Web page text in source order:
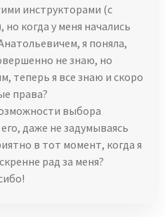
инструкторами (с
когда у меня начались
я поняла,
не знаю, но
теперь я все знаю и скоро
права?
выбора
даже не задумываясь
в тот момент, когда я
рад за меня?